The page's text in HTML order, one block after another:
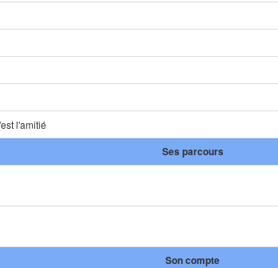
l'amitié
Ses parcours
Son compte